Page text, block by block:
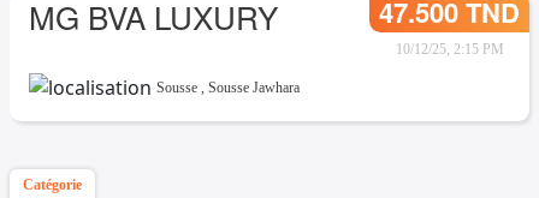
MG BVA LUXURY 47.500 TND
10/12/25, 2:15 PM
Sousse , Sousse Jawhara
Catégorie